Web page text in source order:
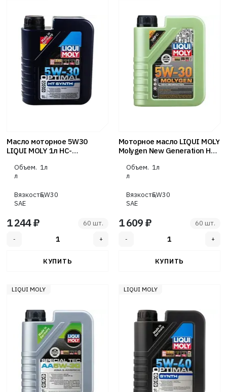
Масло моторное 5W30
LIQUI MOLY 1л НС-
Объем.
л
1л
Вязкость,
SAE
5W30
1 244 ₽ 60 шт.
Моторное масло LIQUI MOLY
Molygen New Generation НС-
GF-6A, 1 л
Объем.
л
1л
Вязкость,
SAE
5W30
1 609 ₽ 60 шт.
LIQUI MOLY LIQUI MOLY